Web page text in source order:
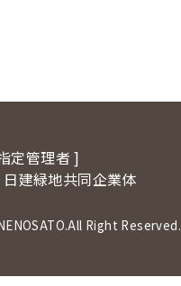
定管理者 ]
建緑地共同企業体
Right Reserved.